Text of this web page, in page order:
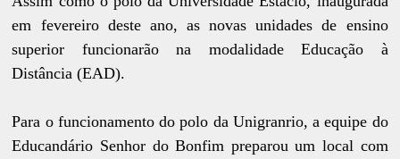
em fevereiro deste ano, as novas unidades de ensino
superior funcionarão na modalidade Educação à
Distância (EAD).
Para o funcionamento do polo da Unigranrio, a equipe do
Educandário Senhor do Bonfim preparou um local com